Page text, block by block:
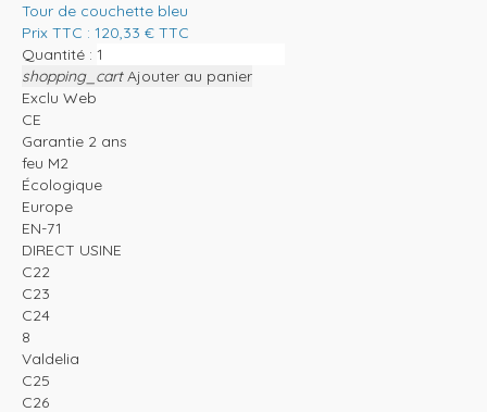
Tour de couchette bleu
Prix TTC : 120,33 € TTC
Quantité :
shopping_cart Ajouter au panier
Exclu Web
CE
Garantie 2 ans
feu M2
Écologique
Europe
EN-71
DIRECT USINE
C22
C23
C24
8
Valdelia
C25
C26